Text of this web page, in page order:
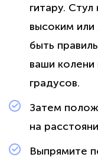
гитару.
высоким
быть
ваши
градусов.
Затем
на
Выпрямите